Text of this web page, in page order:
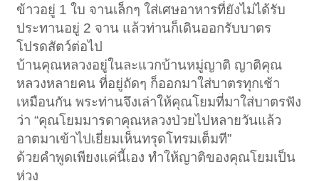
ข้าวอยู่ 1 ใบ จานเล็กๆ ใส่เศษอาหารที่ยังไม่ได้รับ
ประทานอยู่ 2 จาน แล้วท่านก็เดินออกรับบาตร
โปรดสัตว์ต่อไป
บ้านคุณหลวงอยู่ในละแวกบ้านหมู่ญาติ ญาติคุณ
หลวงหลายคน ที่อยู่ถัดๆ ก็ออกมาใส่บาตรทุกเช้า
เหมือนกัน พระท่านจึงเล่าให้คุณโยมที่มาใส่บาตรฟัง
ว่า “คุณโยมมารดาคุณหลวงป่วยไปหลายวันแล้ว
อาตมาเข้าไปเยี่ยมเห็นทรุดโทรมเต็มที”
ด้วยคำพูดเพียงแค่นี้เอง ทำให้ญาติของคุณโยมเป็น
ห่วง